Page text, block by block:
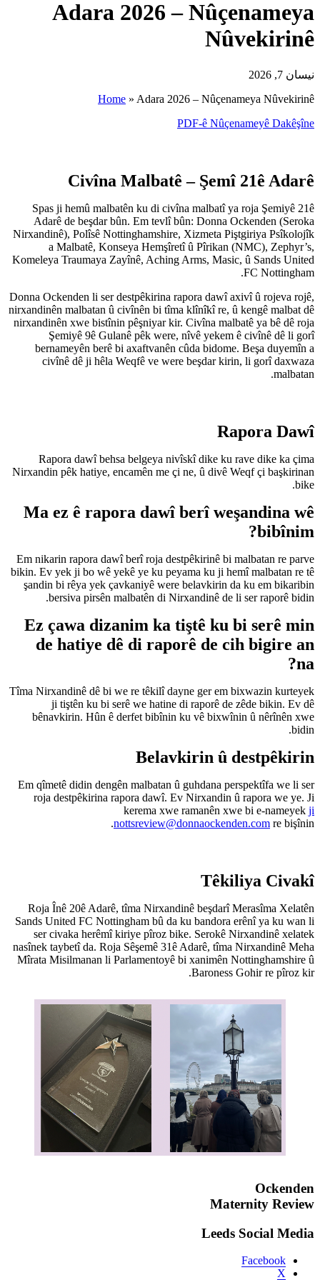
Adara
Home»
Civîna
Spas ji hemû malbatên ku
Adarê de beşdar bûn. Em
Nirxandinê), Polîsê
a Malbatê, Konseya
Komeleya Traumaya Zayînê,
Donna Ockenden li ser
nirxandinên malbatan û civînên
nirxandinên xwe bistînin
Şemiyê 9ê Gulanê pêk
bernameyên berê bi
civînê dê ji hêla Weqfê
Rapora dawî behsa
Nirxandin pêk hatiye, encamên
Ma ez ê rapora
Em nikarin rapora dawî berî
bikin. Ev yek ji bo wê yekê ye
şandin bi rêya yek
bersiva pirsên
Ez çawa dizanim
de hatiye dê di
Tîma Nirxandinê dê bi we re
ji tiştên ku bi serê we
bênavkirin. Hûn ê derfet
Em qîmetê didin dengên
roja destpêkirina rapora
Roja Înê 20ê Adarê, tîma
Sands United FC Nottingham
ser civaka herêmî kiriye
nasînek taybetî da. Roja
Mîrata Misilmanan li